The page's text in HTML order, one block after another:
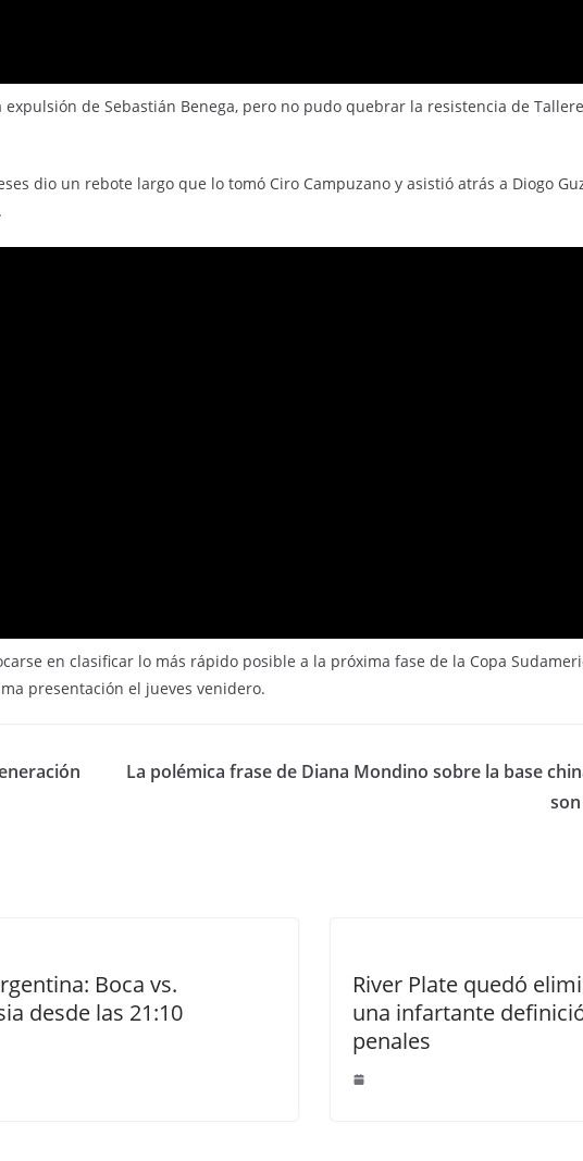
de Sebastián Benega, pero no pudo quebrar la resistencia de
dio un rebote largo que lo tomó Ciro Campuzano y asistió atrás a Diogo
en clasificar lo más rápido posible a la próxima fase de la Copa
presentación el jueves venidero.
La polémica frase de Diana Mondino sobre la base
Boca vs.
desde las 21:10
River Plate quedó
una infartante
penales